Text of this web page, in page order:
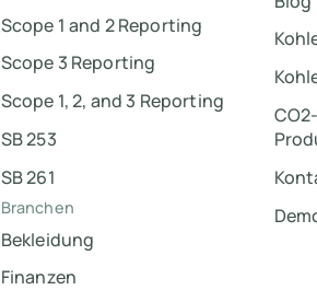
Scope 1 and 2 Reporting
Scope 3 Reporting
Scope 1, 2, and 3 Reporting
SB 253
SB 261
Branchen
Bekleidung
Finanzen